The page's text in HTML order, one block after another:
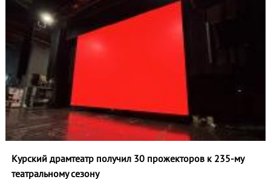
Курский драмтеатр получил 30 прожекторов к 235‑му
театральному сезону